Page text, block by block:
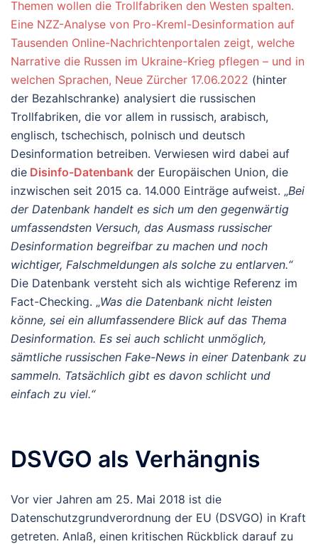
Themen wollen die Trollfabriken den Westen spalten.
Eine NZZ-Analyse von Pro-Kreml-Desinformation auf
Tausenden Online-Nachrichtenportalen zeigt, welche
Narrative die Russen im Ukraine-Krieg pflegen – und in
welchen Sprachen, Neue Zürcher 17.06.2022 (hinter
der Bezahlschranke) analysiert die russischen
Trollfabriken, die vor allem in russisch, arabisch,
englisch, tschechisch, polnisch und deutsch
Desinformation betreiben. Verwiesen wird dabei auf
die Disinfo-Datenbank der Europäischen Union, die
inzwischen seit 2015 ca. 14.000 Einträge aufweist. „Bei
der Datenbank handelt es sich um den gegenwärtig
umfassendsten Versuch, das Ausmass russischer
Desinformation begreifbar zu machen und noch
wichtiger, Falschmeldungen als solche zu entlarven.“
Die Datenbank versteht sich als wichtige Referenz im
Fact-Checking. „Was die Datenbank nicht leisten
könne, sei ein allumfassendere Blick auf das Thema
Desinformation. Es sei auch schlicht unmöglich,
sämtliche russischen Fake-News in einer Datenbank zu
sammeln. Tatsächlich gibt es davon schlicht und
einfach zu viel.“
DSVGO als Verhängnis
Vor vier Jahren am 25. Mai 2018 ist die
Datenschutzgrundverordnung der EU (DSVGO) in Kraft
getreten. Anlaß, einen kritischen Rückblick darauf zu